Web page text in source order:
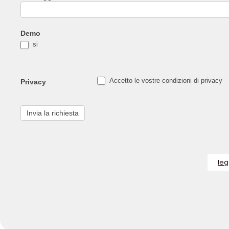
Demo
si
Privacy Accetto le vostre condizioni di privacy
Invia la richiesta